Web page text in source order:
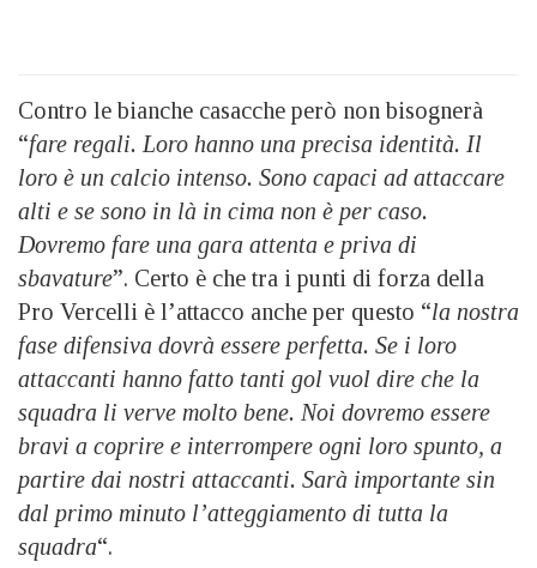
Contro le bianche casacche però non bisognerà
“fare regali. Loro hanno una precisa identità. Il
loro è un calcio intenso. Sono capaci ad attaccare
alti e se sono in là in cima non è per caso.
Dovremo fare una gara attenta e priva di
sbavature”. Certo è che tra i punti di forza della
Pro Vercelli è l’attacco anche per questo “la nostra
fase difensiva dovrà essere perfetta. Se i loro
attaccanti hanno fatto tanti gol vuol dire che la
squadra li verve molto bene. Noi dovremo essere
bravi a coprire e interrompere ogni loro spunto, a
partire dai nostri attaccanti. Sarà importante sin
dal primo minuto l’atteggiamento di tutta la
squadra“.